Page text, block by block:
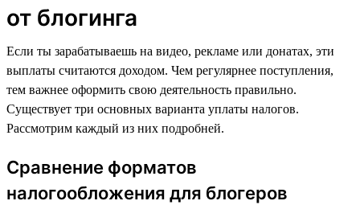
от блогинга
Если ты зарабатываешь на видео, рекламе или донатах, эти
выплаты считаются доходом. Чем регулярнее поступления,
тем важнее оформить свою деятельность правильно.
Существует три основных варианта уплаты налогов.
Рассмотрим каждый из них подробней.
Сравнение форматов
налогообложения для блогеров